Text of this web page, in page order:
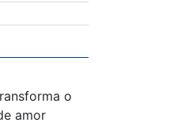
o
amor